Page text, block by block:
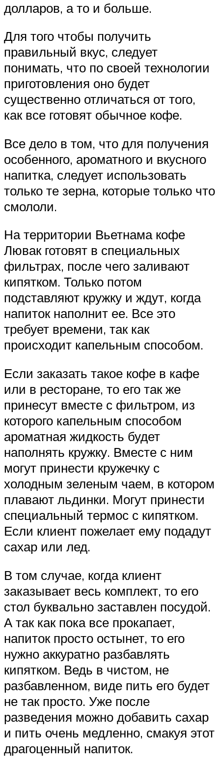
долларов, а то и больше.
Для того чтобы получить
правильный вкус, следует
понимать, что по своей технологии
приготовления оно будет
существенно отличаться от того,
как все готовят обычное кофе.
Все дело в том, что для получения
особенного, ароматного и вкусного
напитка, следует использовать
только те зерна, которые только что
смололи.
На территории Вьетнама кофе
Лювак готовят в специальных
фильтрах, после чего заливают
кипятком. Только потом
подставляют кружку и ждут, когда
напиток наполнит ее. Все это
требует времени, так как
происходит капельным способом.
Если заказать такое кофе в кафе
или в ресторане, то его так же
принесут вместе с фильтром, из
которого капельным способом
ароматная жидкость будет
наполнять кружку. Вместе с ним
могут принести кружечку с
холодным зеленым чаем, в котором
плавают льдинки. Могут принести
специальный термос с кипятком.
Если клиент пожелает ему подадут
сахар или лед.
В том случае, когда клиент
заказывает весь комплект, то его
стол буквально заставлен посудой.
А так как пока все прокапает,
напиток просто остынет, то его
нужно аккуратно разбавлять
кипятком. Ведь в чистом, не
разбавленном, виде пить его будет
не так просто. Уже после
разведения можно добавить сахар
и пить очень медленно, смакуя этот
драгоценный напиток.